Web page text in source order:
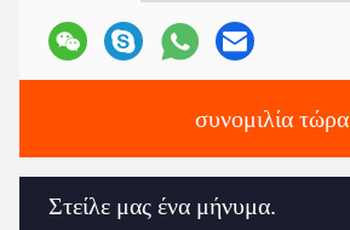
συνομιλία τώρα
Στείλε μας ένα μήνυμα.